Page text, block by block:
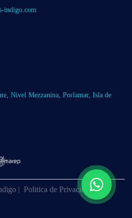
indigo.com
Nivel Mezzanina, Porlamar, Isla de
| Politica de Privacidad